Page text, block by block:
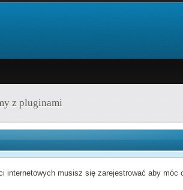
z pluginami
internetowych musisz się zarejestrować aby